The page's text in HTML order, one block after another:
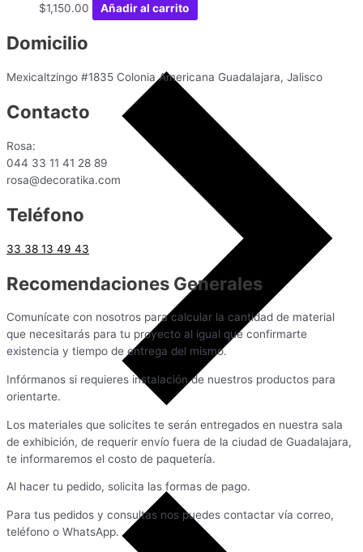
$1,150.00 Añadir al carrito
Domicilio
Mexicaltzingo #1835 Colonia Americana Guadalajara, Jalisco
Contacto
Rosa:
044 33 11 41 28 89
rosa@decoratika.com
Teléfono
33 38 13 49 43
Recomendaciones Generales
Comunícate con nosotros para calcular la cantidad de material
que necesitarás para tu proyecto al igual que confirmarte
existencia y tiempo de entrega del mismo.
Infórmanos si requieres instalación de nuestros productos para
orientarte.
Los materiales que solicites te serán entregados en nuestra sala
de exhibición, de requerir envío fuera de la ciudad de Guadalajara,
te informaremos el costo de paquetería.
Al hacer tu pedido, solicita las formas de pago.
Para tus pedidos y consultas nos puedes contactar vía correo,
teléfono o WhatsApp.